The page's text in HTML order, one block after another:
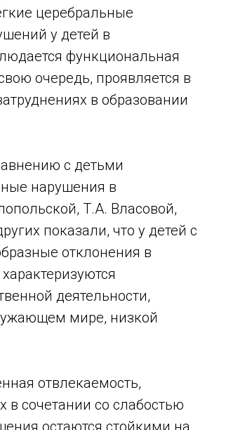
церебральные
у детей в
функциональная
очередь, проявляется в
в образовании
с детьми
нарушения в
Т.А. Власовой,
показали, что у детей с
отклонения в
деятельности,
мире, низкой
отвлекаемость,
сочетании со слабостью
остаются стойкими на